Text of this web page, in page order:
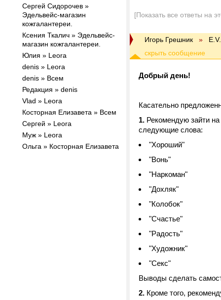
Сергей Сидорочев »
Эдельвейс-магазин
кожгалантереи.
Ксения Ткалич » Эдельвейс-
магазин кожгалантереи.
Юлия » Leora
denis » Leora
denis » Всем
Редакция » denis
Vlad » Leora
Косторная Елизавета » Всем
Сергей » Leora
Муж » Leora
Ольга » Косторная Елизавета
[Показать все ответы на
Игорь Грешник »
Добрый день!
Касательно
1. Рекомендую зайти
следующие слова:
"Хороший"
"Вонь"
"Наркоман"
"Дохляк"
"Колобок"
"Счастье"
"Радость"
"Художник"
"Секс"
Выводы сделать
2. Кроме того,